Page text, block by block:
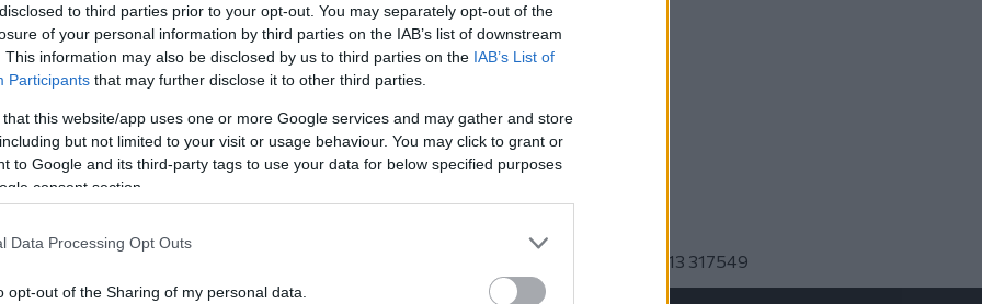
to third parties prior to your opt-out. You may separately opt-out of the
of your personal information by third parties on the IAB’s list of downstream
This information may also be disclosed by us to third parties on the IAB’s List of
Participants that may further disclose it to other third parties.
that this website/app uses one or more Google services and may gather and store
but not limited to your visit or usage behaviour. You may click to grant or
to Google and its third-party tags to use your data for below specified purposes
consent section.
Data Processing Opt Outs
opt-out of the Sharing of my personal data.
Περισσότερες πληροφορίες:
ΙΝΕ / ΓΣΕΕ Θεσσαλονίκης, τηλ. 2310 385810 και 2310 545113
Γραφείο Εργασίας, Δήμου Θεσσαλονίκης, τηλ. 2313 317583 και 2313 317549